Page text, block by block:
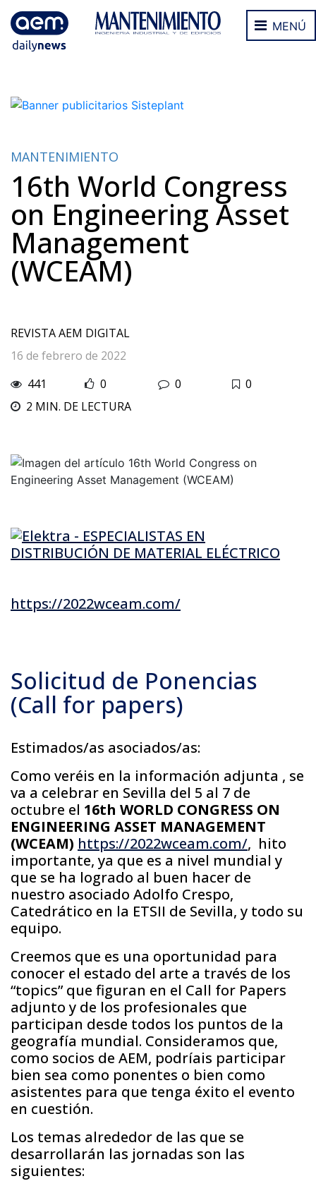
MENÚ
MANTENIMIENTO
16th World Congress
on Engineering Asset
Management
(WCEAM)
REVISTA AEM DIGITAL
16 de febrero de 2022
441
0 0
0
2 MIN. DE LECTURA
https://2022wceam.com/
Solicitud de Ponencias
(Call for papers)
Estimados/as asociados/as:
Como veréis en la información adjunta , se
va a celebrar en Sevilla del 5 al 7 de
octubre el 16th WORLD CONGRESS ON
ENGINEERING ASSET MANAGEMENT
(WCEAM) https://2022wceam.com/, hito
importante, ya que es a nivel mundial y
que se ha logrado al buen hacer de
nuestro asociado Adolfo Crespo,
Catedrático en la ETSII de Sevilla, y todo su
equipo.
Creemos que es una oportunidad para
conocer el estado del arte a través de los
“topics” que figuran en el Call for Papers
adjunto y de los profesionales que
participan desde todos los puntos de la
geografía mundial. Consideramos que,
como socios de AEM, podríais participar
bien sea como ponentes o bien como
asistentes para que tenga éxito el evento
en cuestión.
Los temas alrededor de las que se
desarrollarán las jornadas son las
siguientes: